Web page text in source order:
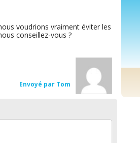
voudrions vraiment éviter les
conseillez-vous ?
Envoyé par Tom